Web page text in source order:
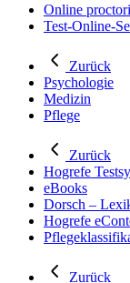
Online
Test-Online-
Zurück
Psychologie
Medizin
Pflege
Zurück
Hogrefe
eBooks
Dorsch –
Hogrefe
Zurück